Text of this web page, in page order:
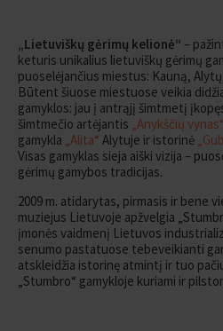
„Lietuviškų gėrimų kelionė“ –
keturis unikalius lietuviškų gėrimų
puoselėjančius miestus: Kauną,
Būtent šiuose miestuose veikia
gamyklos: jau į antrąjį šimtmetį
šimtmečio artėjantis „Anykščių vynas“
gamykla „Alita“ Alytuje ir istorinė
Visas gamyklas sieja aiški vizija –
gėrimų gamybos tradicijas.
2009 m. atidarytas, pirmasis ir bene
muziejus Lietuvoje apžvelgia
įmonės vaidmenį Lietuvos
senumo pastatuose tebeveikianti
atskleidžia istorinę atmintį ir tuo
„Stumbro“ gamykloje kuriami ir